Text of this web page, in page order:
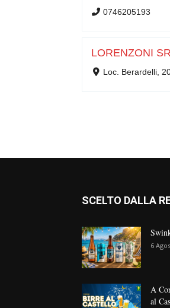
0746205193
LORENZONI
Loc. Berardelli,
SCELTO DALLA
6
A
al